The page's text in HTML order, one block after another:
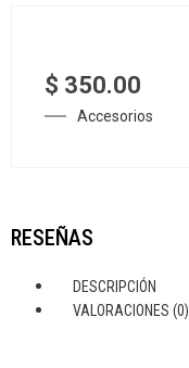
Accesorios
$ 350.00
RESEÑAS
DESCRIPCIÓN
VALORACIONES (0)